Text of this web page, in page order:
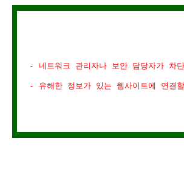
- 네트워크 관리자나 보안 담당자가 차
- 유해한 정보가 있는 웹사이트에 연결